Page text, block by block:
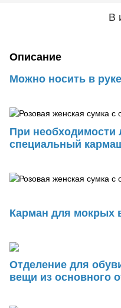
В
Описание
Можно носить в
При необходимости
специальный
Карман для мокрых
Отделение для
вещи из основного